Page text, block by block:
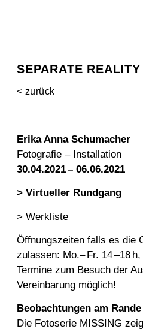
SEPARATE
< zurück
Erika Anna Schumacher
Fotografie – Installation
30.04.2021 – 06.06.2021
> Virtueller Rundgang
> Werkliste
Öffnungszeiten falls es die
zulassen: Mo.– Fr. 14 –18 h,
Termine zum Besuch der
Vereinbarung möglich!
Beobachtungen am
Die Fotoserie MISSING